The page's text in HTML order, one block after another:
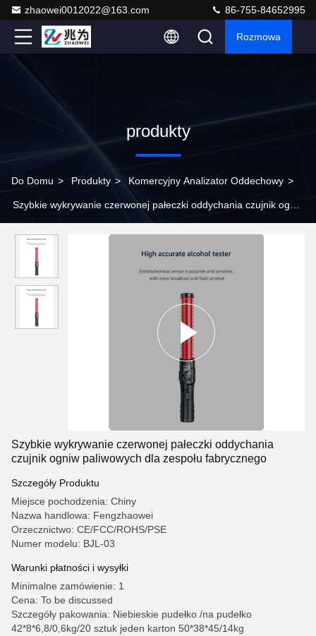
zhaowei0012022@163.com 86-755-84652995
Rozmowa
produkty
Do Domu > Produkty > Komercyjny Analizator Oddechowy >
Szybkie wykrywanie czerwonej pałeczki oddychania czujnik ogniw
Szybkie wykrywanie czerwonej pałeczki oddychania
czujnik ogniw paliwowych dla zespołu fabrycznego
Szczegóły Produktu
Miejsce pochodzenia: Chiny
Nazwa handlowa: Fengzhaowei
Orzecznictwo: CE/FCC/ROHS/PSE
Numer modelu: BJL-03
Warunki płatności i wysyłki
Minimalne zamówienie: 1
Cena: To be discussed
Szczegóły pakowania: Niebieskie pudełko /na pudełko
42*8*6,8/0,6kg/20 sztuk jeden karton 50*38*45/14kg